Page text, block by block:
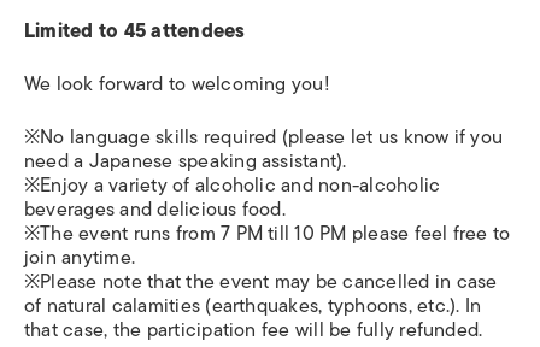
Limited to 45 attendees
We look forward to welcoming you!
※No language skills required (please let us know if you
need a Japanese speaking assistant).
※Enjoy a variety of alcoholic and non-alcoholic
beverages and delicious food.
※The event runs from 7 PM till 10 PM please feel free to
join anytime.
※Please note that the event may be cancelled in case
of natural calamities (earthquakes, typhoons, etc.). In
that case, the participation fee will be fully refunded.